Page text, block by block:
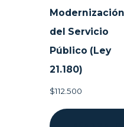
Modernización
del Servicio
Público (Ley
21.180)
$112.500